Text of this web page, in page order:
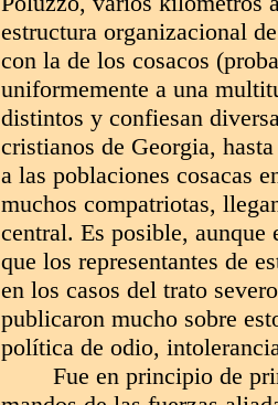
estructura organizacional
con la de los cosacos
uniformemente a una
distintos y confiesan
cristianos de Georgia,
a las poblaciones cosacas
muchos compatriotas,
central. Es posible,
que los representantes de
en los casos del trato
publicaron mucho sobre
política de odio,
Fue en principio de